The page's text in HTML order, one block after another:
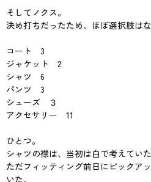
そしてノクス。
決め打ちだったため、ほぼ選択肢はな
コート 3
ジャケット 2
シャツ 6
パンツ 3
シューズ ３
アクセサリー 11
ひとつ。
シャツの襟は、当初は白で考えていた
ただフィッティング前日にピックア
いた。